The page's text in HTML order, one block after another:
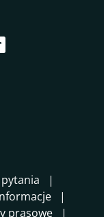
prasowe